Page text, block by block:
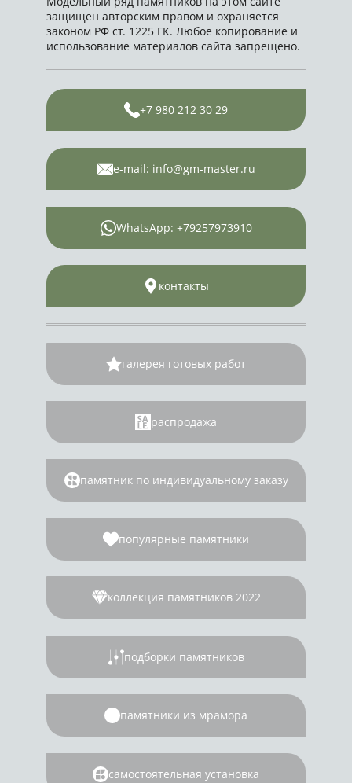
защищён авторским правом и охраняется
законом РФ ст. 1225 ГК. Любое копирование и
использование материалов сайта запрещено.
+7 980 212 30 29
e-mail: info@gm-master.ru
WhatsApp: +79257973910
контакты
галерея готовых работ
распродажа
памятник по индивидуальному заказу
популярные памятники
коллекция памятников 2022
подборки памятников
памятники из мрамора
самостоятельная установка